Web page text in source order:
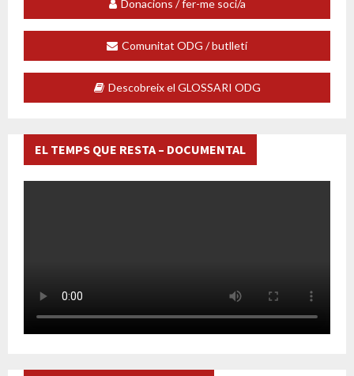
Donacions / fer-me soci/a
Comunitat ODG / butlletí
Descobreix el GLOSSARI ODG
EL TEMPS QUE RESTA – DOCUMENTAL